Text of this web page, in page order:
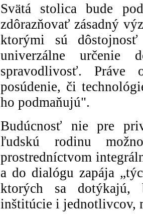
Svätá stolica bude
zdôrazňovať zásadný
ktorými sú
univerzálne určenie
spravodlivosť.
posúdenie, či
ho podmaňujú".
Budúcnosť nie pre
ľudskú rodinu
prostredníctvom
a do dialógu zapája
ktorých sa dotýkajú,
inštitúcie i jednotlivcov,